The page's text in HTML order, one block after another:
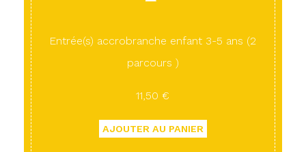
Entrée(s) accrobranche enfant 3-5 ans (2
parcours )
11,50 €